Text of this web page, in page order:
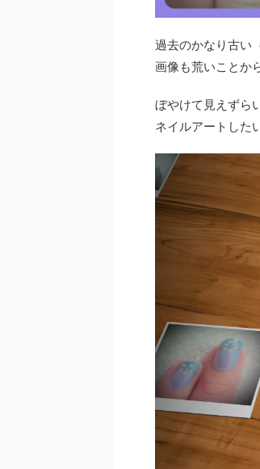
過去のかなり古い
画像も荒いことか
ぼやけて見えずら
ネイルアートした
画
プ
レ